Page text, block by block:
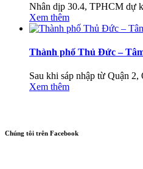
Nhân dịp 30.4, TPHCM dự
Xem thêm
Thành phố Thủ Đức –
Sau khi sáp nhập từ Quận
Xem thêm
Chúng tôi trên Facebook